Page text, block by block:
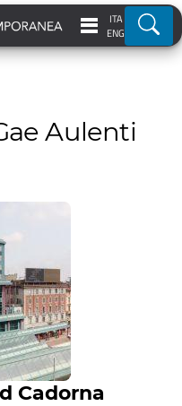
ITA
ENG
Aulenti
Cadorna